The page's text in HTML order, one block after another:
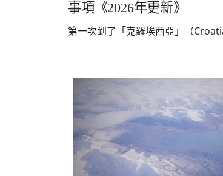
事項《2026年更新》
第一次到了「克羅埃西亞」（